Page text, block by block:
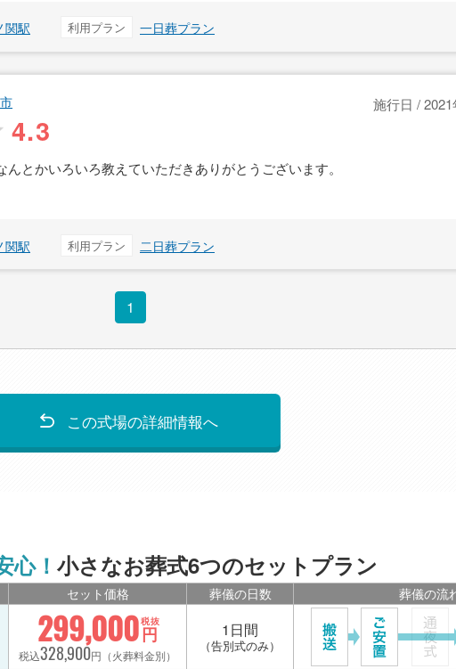
関駅 利用プラン 一日葬プラン
4.3
施行日 /
とかいろいろ教えていただきありがとうございます。
関駅 利用プラン 二日葬プラン
1
この式場の詳細情報へ
心！ 小さなお葬式6つのセットプラン
セット価格 葬儀の日数 葬儀の流
299,000円
税抜
税込328,900円（火葬料金別）
1日間
（告別式のみ）